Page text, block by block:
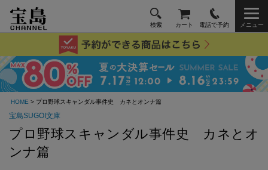
検索 カート 電話で予約 メニュー
HOME > プロ野球スキャンダル事件史 カネとオンナ篇
宝島SUGOI文庫
プロ野球スキャンダル事件史 カネとオ
ンナ篇